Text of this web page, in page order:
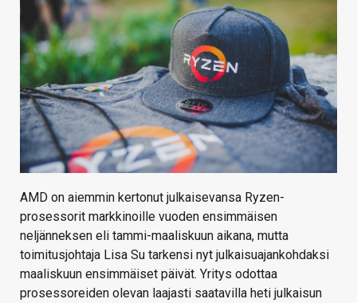
HAKU
AMD on aiemmin kertonut julkaisevansa Ryzen-
prosessorit markkinoille vuoden ensimmäisen
neljänneksen eli tammi-maaliskuun aikana, mutta
toimitusjohtaja Lisa Su tarkensi nyt julkaisuajankohdaksi
maaliskuun ensimmäiset päivät. Yritys odottaa
prosessoreiden olevan laajasti saatavilla heti julkaisun